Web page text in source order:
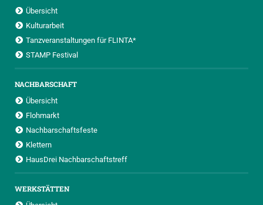
Übersicht
Kulturarbeit
Tanzveranstaltungen für FLINTA*
STAMP Festival
NACHBARSCHAFT
Übersicht
Flohmarkt
Nachbarschaftsfeste
Klettern
HausDrei Nachbarschaftstreff
WERKSTÄTTEN